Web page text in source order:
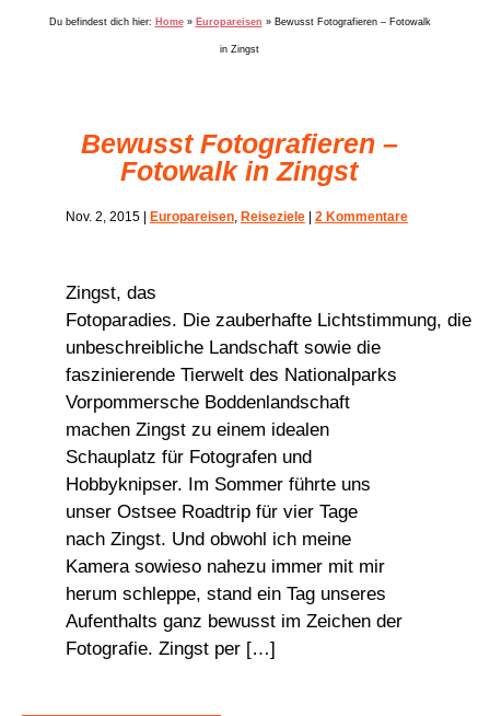
Du befindest dich hier: Home» Europareisen » Bewusst Fotografieren – Fotowalk
in Zingst
Bewusst Fotografieren –
Fotowalk in Zingst
Nov. 2, 2015| Europareisen, Reiseziele| 2 Kommentare
Zingst, das
Fotoparadies. Die zauberhafte Lichtstimmung, die
unbeschreibliche Landschaft sowie die
faszinierende Tierwelt des Nationalparks
Vorpommersche Boddenlandschaft
machen Zingst zu einem idealen
Schauplatz für Fotografen und
Hobbyknipser. Im Sommer führte uns
unser Ostsee Roadtrip für vier Tage
nach Zingst. Und obwohl ich meine
Kamera sowieso nahezu immer mit mir
herum schleppe, stand ein Tag unseres
Aufenthalts ganz bewusst im Zeichen der
Fotografie. Zingst per […]